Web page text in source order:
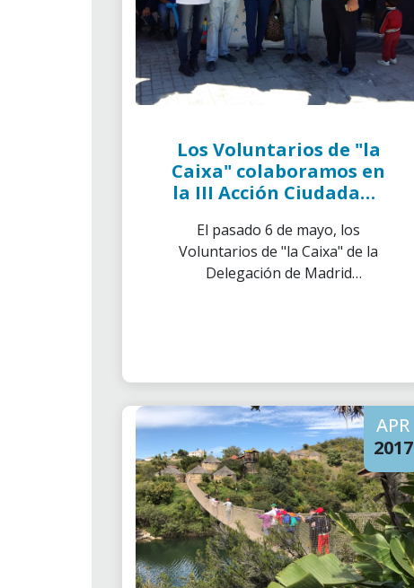
Los Voluntarios de "la
Caixa" colaboramos en
la III Acción Ciudadana
Galiana
El pasado 6 de mayo, los
Voluntarios de "la Caixa" de la
Delegación de Madrid
a los menores del barrio.
APR
2017